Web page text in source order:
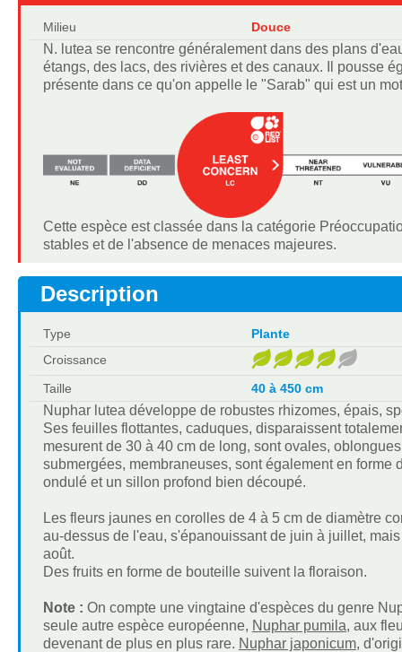
Milieu Douce
N. lutea se rencontre généralement dans des plans
étangs, des lacs, des rivières et des canaux. Il pousse
présente dans ce qu'on appelle le "Sarab" qui est un
Cette espèce est classée dans la catégorie
stables et de l'absence de menaces majeures.
Description
Type
Plante
Croissance
Taille
40 à 450 cm
Nuphar lutea développe de robustes rhizomes, épais,
Ses feuilles flottantes, caduques, disparaissent
mesurent de 30 à 40 cm de long, sont ovales,
submergées, membraneuses, sont également en
ondulé et un sillon profond bien découpé.
Les fleurs jaunes en corolles de 4 à 5 cm de diamètre
au-dessus de l'eau, s'épanouissant de juin à juillet,
août.
Des fruits en forme de bouteille suivent la floraison.
Note : On compte une vingtaine d'espèces du genre
seule autre espèce européenne, Nuphar pumila, aux
devenant de plus en plus rare. Nuphar japonicum,